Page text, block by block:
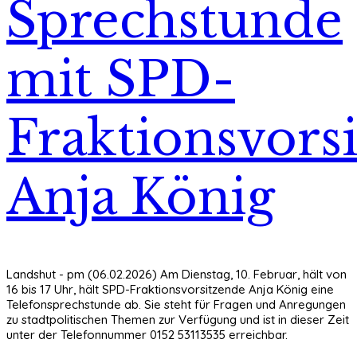
Sprechstunde
mit SPD-
Anja König
Landshut - pm (06.02.2026) Am Dienstag, 10. Februar, hält von
16 bis 17 Uhr, hält SPD-Fraktionsvorsitzende Anja König eine
Telefonsprechstunde ab. Sie steht für Fragen und Anregungen
zu stadtpolitischen Themen zur Verfügung und ist in dieser Zeit
unter der Telefonnummer 0152 53113535 erreichbar.